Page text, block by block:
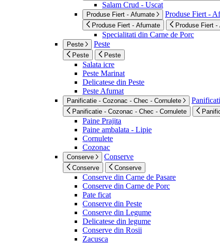
Salam Crud - Uscat
Produse Fiert - Afumate Produse Fiert -
Produse Fiert - Afumate Produse Fiert -
Specialitati din Carne de Porc
Peste Peste
Peste Peste
Salata icre
Peste Marinat
Delicatese din Peste
Peste Afumat
Panificatie - Cozonac - Chec - Cornulete
Panificatie - Cozonac - Chec - Cornulete
Paine Prajita
Paine ambalata - Lipie
Cornulete
Cozonac
Conserve Conserve
Conserve Conserve
Conserve din Carne de Pasare
Conserve din Carne de Porc
Pate ficat
Conserve din Peste
Conserve din Legume
Delicatese din legume
Conserve din Rosii
Zacusca